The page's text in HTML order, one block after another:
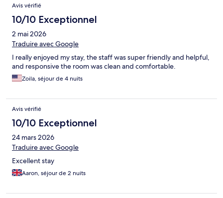
Avis vérifié
10/10 Exceptionnel
2 mai 2026
Traduire avec Google
I really enjoyed my stay, the staff was super friendly and helpful,
and responsive the room was clean and comfortable.
Zoila, séjour de 4 nuits
Avis vérifié
10/10 Exceptionnel
24 mars 2026
Traduire avec Google
Excellent stay
Aaron, séjour de 2 nuits